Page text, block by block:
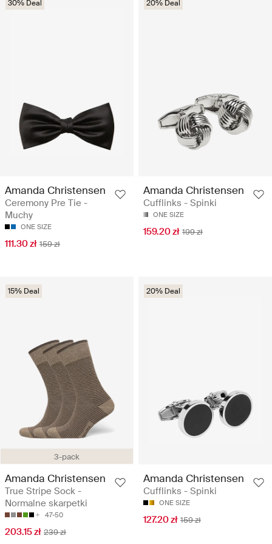
30% Deal
Amanda Christensen
Ceremony Pre Tie -
Muchy
ONE SIZE
111.30 zł 159 zł
20% Deal
Amanda Christensen
Cufflinks - Spinki
ONE SIZE
159.20 zł 199 zł
3-pack
15% Deal
Amanda Christensen
True Stripe Sock -
Normalne skarpetki
47-50
203.15 zł 239 zł
20% Deal
Amanda Christensen
Cufflinks - Spinki
ONE SIZE
127.20 zł 159 zł